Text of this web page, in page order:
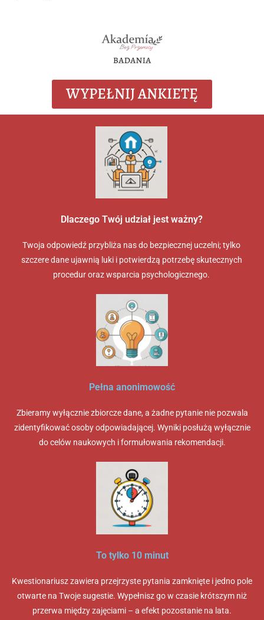
WYPEŁNIJ ANKIETĘ
Dlaczego Twój udział jest ważny?
Twoja odpowiedź przybliża nas do bezpiecznej uczelni; tylko
szczere dane ujawnią luki i potwierdzą potrzebę skutecznych
procedur oraz wsparcia psychologicznego.
Pełna anonimowość
Zbieramy wyłącznie zbiorcze dane, a żadne pytanie nie pozwala
zidentyfikować osoby odpowiadającej. Wyniki posłużą wyłącznie
do celów naukowych i formułowania rekomendacji.
To tylko 10 minut
Kwestionariusz zawiera przejrzyste pytania zamknięte i jedno pole
otwarte na Twoje sugestie. Wypełnisz go w czasie krótszym niż
przerwa między zajęciami – a efekt pozostanie na lata.